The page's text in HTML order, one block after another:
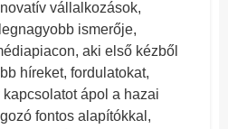
vállalkozások,
ismerője,
aki első kézből
híreket, fordulatokat,
ápol a hazai
fontos alapítókkal,